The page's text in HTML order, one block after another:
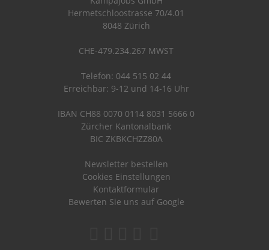
Hermetschloostrasse 70/4.01
8048 Zürich
CHE-479.234.267 MWST
Telefon: 044 515 02 44
Erreichbar: 9-12 und 14-16 Uhr
IBAN CH88 0070 0114 8031 5666 0
Zürcher Kantonalbank
BIC ZKBKCHZZ80A
Newsletter bestellen
Cookies Einstellungen
Kontaktformular
Bewerten Sie uns auf Google